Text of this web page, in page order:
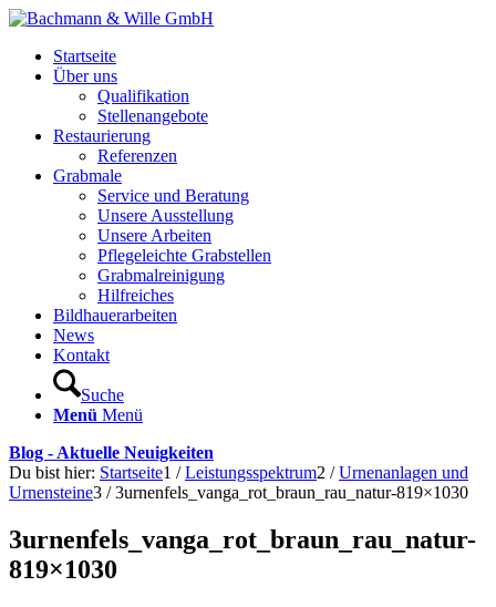
Startseite
Über uns
Qualifikation
Stellenangebote
Restaurierung
Referenzen
Grabmale
Service und Beratung
Unsere Ausstellung
Unsere Arbeiten
Pflegeleichte Grabstellen
Grabmalreinigung
Hilfreiches
Bildhauerarbeiten
News
Kontakt
Suche
Menü Menü
Blog - Aktuelle Neuigkeiten
Du bist hier: Startseite1 / Leistungsspektrum2 / Urnenanlagen und
Urnensteine3 / 3urnenfels_vanga_rot_braun_rau_natur-819×1030
3urnenfels_vanga_rot_braun_rau_natur-
819×1030